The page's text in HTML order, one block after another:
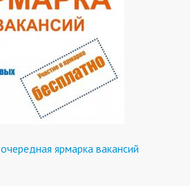
ярмарка вакансий